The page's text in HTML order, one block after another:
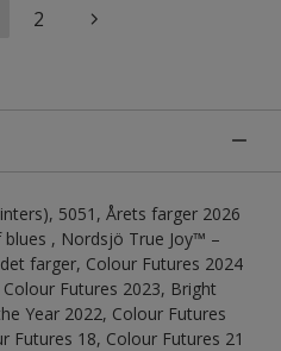
2
5051, Årets farger 2026
, Nordsjö True Joy™ –
farger, Colour Futures 2024
Futures 2023, Bright
Year 2022, Colour Futures
Futures 18, Colour Futures 21